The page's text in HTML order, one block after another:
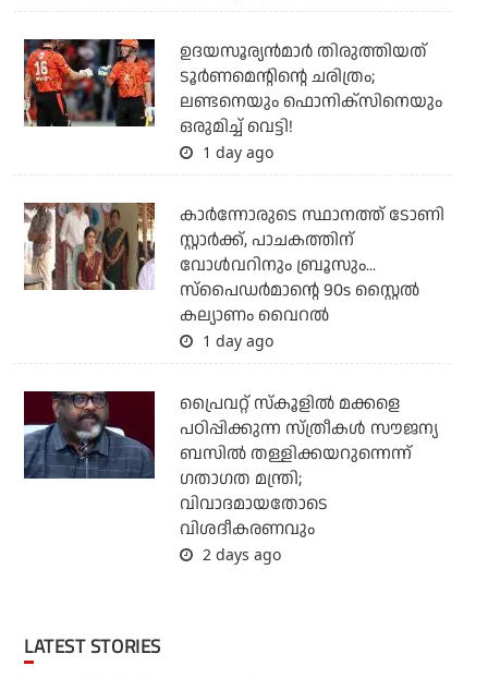
ഉദയസൂര്യന്‍മാര്‍ തിരുത്തിയത്
ടൂര്‍ണമെന്റിന്റെ ചരിത്രം;
ലണ്ടനെയും ഫൊനിക്‌സിനെയും
ഒരുമിച്ച് വെട്ടി!
1 day ago
കാര്‍ന്നോരുടെ സ്ഥാനത്ത് ടോണി
സ്റ്റാര്‍ക്ക്, പാചകത്തിന്
വോള്‍വറിനും ബ്രൂസും...
സ്‌പൈഡര്‍മാന്റെ 90s സ്റ്റൈല്‍
കല്യാണം വൈറല്‍
1 day ago
പ്രൈവറ്റ് സ്‌കൂളില്‍ മക്കളെ
പഠിപ്പിക്കുന്ന സ്ത്രീകള്‍ സൗജന്യ
ബസില്‍ തള്ളിക്കയറുന്നെന്ന്
ഗതാഗത മന്ത്രി;
വിവാദമായതോടെ
വിശദീകരണവും
2 days ago
LATEST STORIES